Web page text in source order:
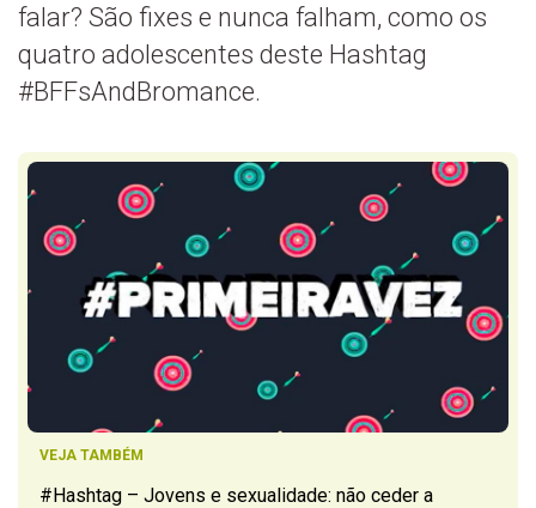
falar? São fixes e nunca falham, como os
quatro adolescentes deste Hashtag
#BFFsAndBromance.
VEJA TAMBÉM
#Hashtag – Jovens e sexualidade: não ceder a